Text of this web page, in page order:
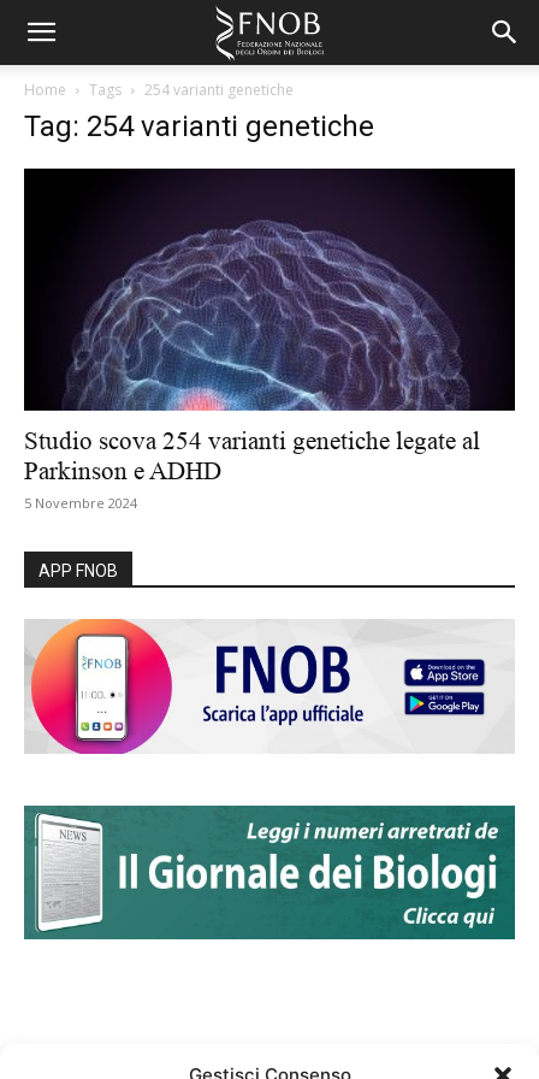
Home Tags 254 varianti genetiche
Tag: 254 varianti genetiche
Studio scova 254 varianti genetiche legate al
Parkinson e ADHD
5 Novembre 2024
APP FNOB